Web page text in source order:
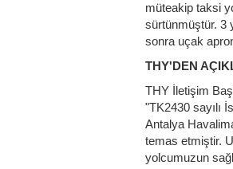
müteakip taksi
sürtünmüştür. 3
sonra uçak
THY'DEN
THY İletişim
"TK2430 sayılı
Antalya
temas etmiştir.
yolcumuzun